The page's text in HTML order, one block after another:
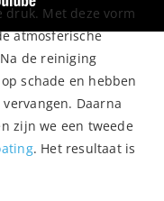
druk. Met deze vorm
atmosferische
de reiniging
schade en hebben
Daarna
zijn we een tweede
. Het resultaat is